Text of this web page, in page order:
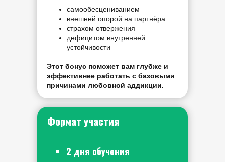
Формат участия
самообесцениванием
внешней опорой на партнёра
страхом отвержения
дефицитом внутренней
устойчивости
Этот бонус поможет вам глубже и
эффективнее работать с базовыми
причинами любовной аддикции.
2 дня обучения